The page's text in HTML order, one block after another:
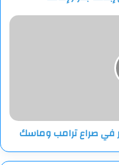
في صراع ترامب وماسك